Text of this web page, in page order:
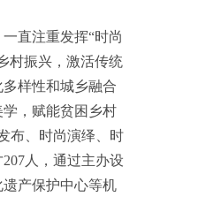
直注重发挥“时尚
村振兴，激活传统
样性和城乡融合
，赋能贫困乡村
布、时尚演绎、时
人，通过主办设
产保护中心等机